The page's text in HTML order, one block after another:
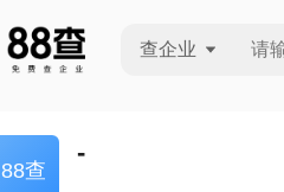
查企业
88查
-